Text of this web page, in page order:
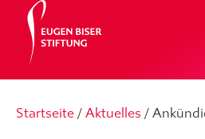
Startseite / Aktuelles /